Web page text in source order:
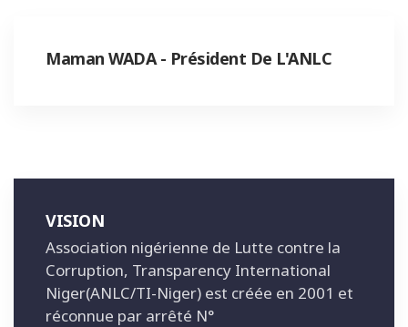
Maman WADA - Président De L'ANLC
VISION
Association nigérienne de Lutte contre la
Corruption, Transparency International
Niger(ANLC/TI-Niger) est créée en 2001 et
réconnue par arrêté N°